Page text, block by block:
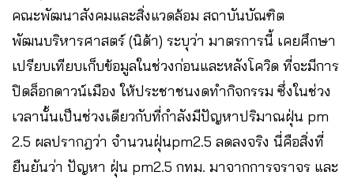
คณะพัฒนาสังคมและสิ่งแวดล้อม สถาบันบัณฑิต
พัฒนบริหารศาสตร์ (นิด้า) ระบุว่า มาตรการนี้ เคยศึกษา
เปรียบเทียบเก็บข้อมูลในช่วงก่อนและหลังโควิด ที่จะมีการ
ปิดล็อกดาวน์เมือง ให้ประชาชนงดทำกิจกรรม ซึ่งในช่วง
เวลานั้นเป็นช่วงเดียวกับที่กำลังมีปัญหาปริมาณฝุ่น pm
2.5 ผลปรากฎว่า จำนวนฝุ่นpm2.5 ลดลงจริง นี่คือสิ่งที่
ยืนยันว่า ปัญหา ฝุ่น pm2.5 กทม. มาจากการจราจร และ